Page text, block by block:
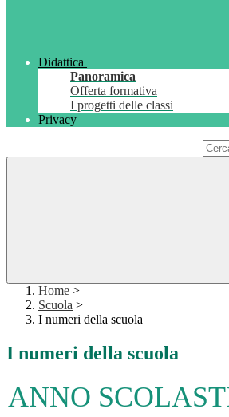
Didattica
Panoramica
Offerta formativa
I progetti delle classi
Privacy
Home >
Scuola >
I numeri della scuola
I numeri della scuola
ANNO